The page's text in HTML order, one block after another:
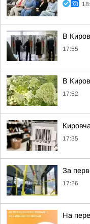
В
17:55
В
17:52
17:35
За
17:26
На